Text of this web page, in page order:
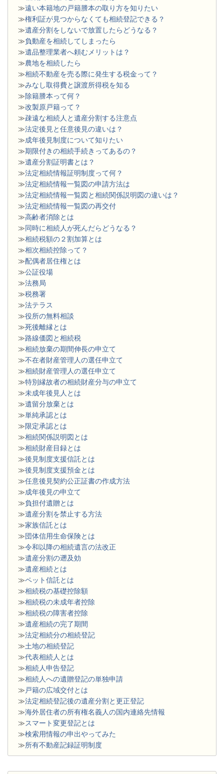
≫遠い本籍地の戸籍謄本の取り方を知りたい
≫権利証が見つからなくても相続登記できる？
≫遺産分割をしないで放置したらどうなる？
≫負動産を相続してしまったら
≫遺品整理業者へ頼むメリットは？
≫農地を相続したら
≫相続不動産を売る際に発生する税金って？
≫みなし取得費と譲渡所得税を知る
≫除籍謄本って何？
≫改製原戸籍って？
≫疎遠な相続人と遺産分割する注意点
≫法定後見と任意後見の違いは？
≫成年後見制度について知りたい
≫期限付きの相続手続きってあるの？
≫遺産分割証明書とは？
≫法定相続情報証明制度って何？
≫法定相続情報一覧図の申請方法は
≫法定相続情報一覧図と相続関係説明図の違いは？
≫法定相続情報一覧図の再交付
≫高齢者消除とは
≫同時に相続人が死んだらどうなる？
≫相続税額の２割加算とは
≫相次相続控除って？
≫配偶者居住権とは
≫公証役場
≫法務局
≫税務署
≫法テラス
≫役所の無料相談
≫死後離縁とは
≫路線価図と相続税
≫相続放棄の期間伸長の申立て
≫不在者財産管理人の選任申立て
≫相続財産管理人の選任申立て
≫特別縁故者の相続財産分与の申立て
≫未成年後見人とは
≫遺留分放棄とは
≫単純承認とは
≫限定承認とは
≫相続関係説明図とは
≫相続財産目録とは
≫後見制度支援信託とは
≫後見制度支援預金とは
≫任意後見契約公正証書の作成方法
≫成年後見の申立て
≫負担付遺贈とは
≫遺産分割を禁止する方法
≫家族信託とは
≫団体信用生命保険とは
≫令和以降の相続遺言の法改正
≫遺産分割の遡及効
≫遺産相続とは
≫ペット信託とは
≫相続税の基礎控除額
≫相続税の未成年者控除
≫相続税の障害者控除
≫遺産相続の完了期間
≫法定相続分の相続登記
≫土地の相続登記
≫代表相続人とは
≫相続人申告登記
≫相続人への遺贈登記の単独申請
≫ 戸籍の広域交付とは
≫法定相続登記後の遺産分割と更正登記
≫海外居住者の所有権名義人の国内連絡先情報
≫スマート変更登記とは
≫検索用情報の申出やってみた
≫所有不動産記録証明制度